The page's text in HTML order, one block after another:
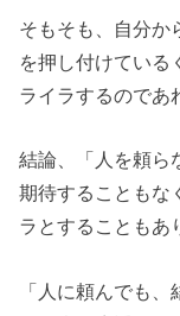
そもそも、自分か
を押し付けている
ライラするのであ
結論、「人を頼ら
期待することもな
ラとすることもあ
「人に頼んでも